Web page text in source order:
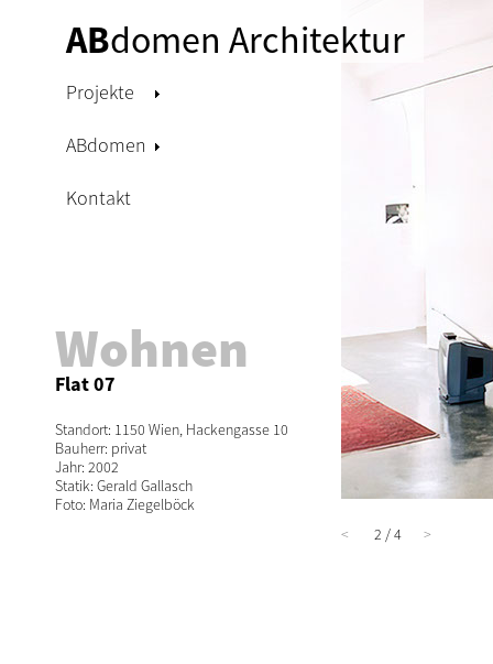
Flat 07
Standort: 1150 Wien, Hackengasse 10
Bauherr: privat
Jahr: 2002
Statik: Gerald Gallasch
Foto: Maria Ziegelböck
Wohnen
ABdomen Architektur
Projekte
ABdomen
Kontakt
2 / 4
< >